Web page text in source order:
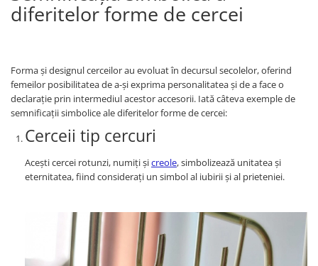
diferitelor forme de cercei
Forma și designul cerceilor au evoluat în decursul secolelor, oferind
femeilor posibilitatea de a-și exprima personalitatea și de a face o
declarație prin intermediul acestor accesorii. Iată câteva exemple de
semnificații simbolice ale diferitelor forme de cercei:
Cerceii tip cercuri
Acești cercei rotunzi, numiți șicreole, simbolizează unitatea și
eternitatea, fiind considerați un simbol al iubirii și al prieteniei.